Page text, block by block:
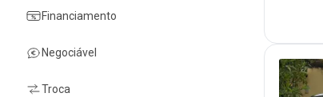
Financiamento
Negociável
Troca